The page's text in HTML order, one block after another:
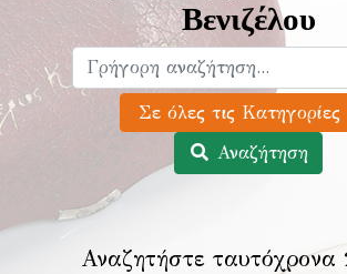
Βενιζέλου
Αναζήτηση
Αναζητήστε ταυτόχρονα